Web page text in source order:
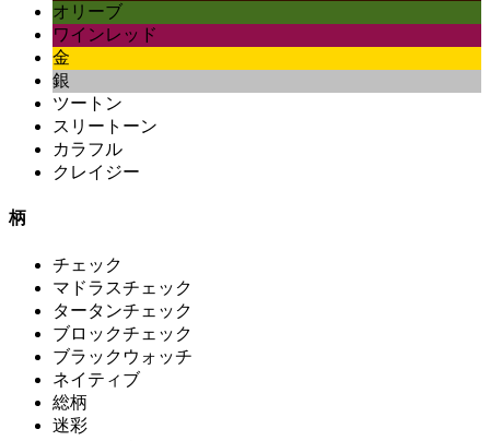
オリーブ
ワインレッド
金
銀
ツートン
スリートーン
カラフル
クレイジー
柄
チェック
マドラスチェック
タータンチェック
ブロックチェック
ブラックウォッチ
ネイティブ
総柄
迷彩